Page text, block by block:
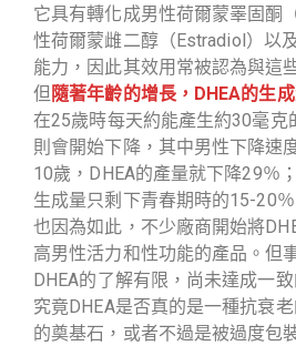
它具有轉化成男性荷爾蒙睪固酮
性荷爾蒙雌二醇（Estradiol）以
能力，因此其效用常被認為與這
但 隨著年齡的增長，DHEA的生
在25歲時每天約能產生約30毫克
則會開始下降，其中男性下降速
10歲，DHEA的產量就下降29％
生成量只剩下青春期時的15-20％
也因為如此，不少廠商開始將
高男性活力和性功能的產品。但
DHEA的了解有限，尚未達成一致
究竟DHEA是否真的是一種抗衰
的奠基石，或者不過是被過度包